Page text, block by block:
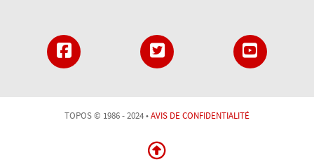
TOPOS © 1986 - 2024 • AVIS DE CONFIDENTIALITÉ